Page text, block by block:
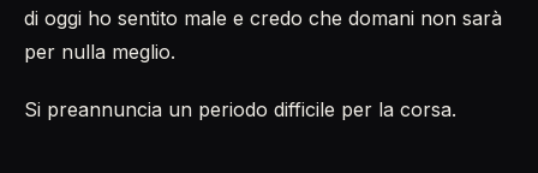
di oggi ho sentito male e credo che domani non sarà
per nulla meglio.
Si preannuncia un periodo difficile per la corsa.